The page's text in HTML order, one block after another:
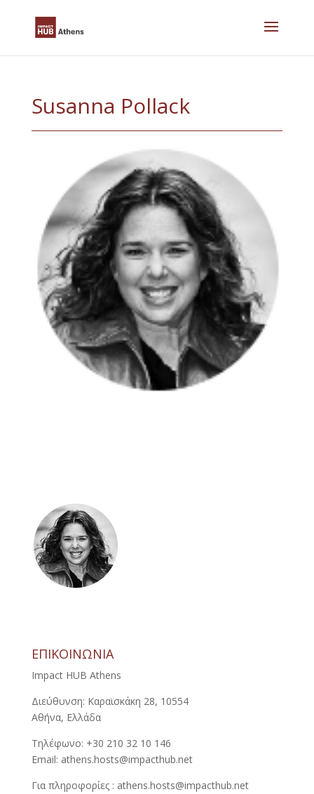
Susanna Pollack
ΕΠΙΚΟΙΝΩΝΙΑ
Impact HUB Athens
Διεύθυνση: Καραϊσκάκη 28, 10554
Αθήνα, Ελλάδα
Τηλέφωνο: +30 210 32 10 146
Email: athens.hosts@impacthub.net
Για πληροφορίες : athens.hosts@impacthub.net